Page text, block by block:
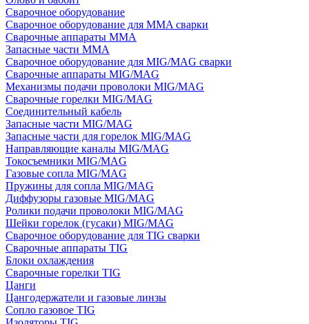
Сварочное оборудование
Сварочное оборудование для MMA сварки
Сварочные аппараты MMA
Запасные части MMA
Сварочное оборудование для MIG/MAG сварки
Сварочные аппараты MIG/MAG
Механизмы подачи проволоки MIG/MAG
Сварочные горелки MIG/MAG
Соединительный кабель
Запасные части MIG/MAG
Запасные части для горелок MIG/MAG
Направляющие каналы MIG/MAG
Токосъемники MIG/MAG
Газовые сопла MIG/MAG
Пружины для сопла MIG/MAG
Диффузоры газовые MIG/MAG
Ролики подачи проволоки MIG/MAG
Шейки горелок (гусаки) MIG/MAG
Сварочное оборудование для TIG сварки
Сварочные аппараты TIG
Блоки охлаждения
Сварочные горелки TIG
Цанги
Цангодержатели и газовые линзы
Сопло газовое TIG